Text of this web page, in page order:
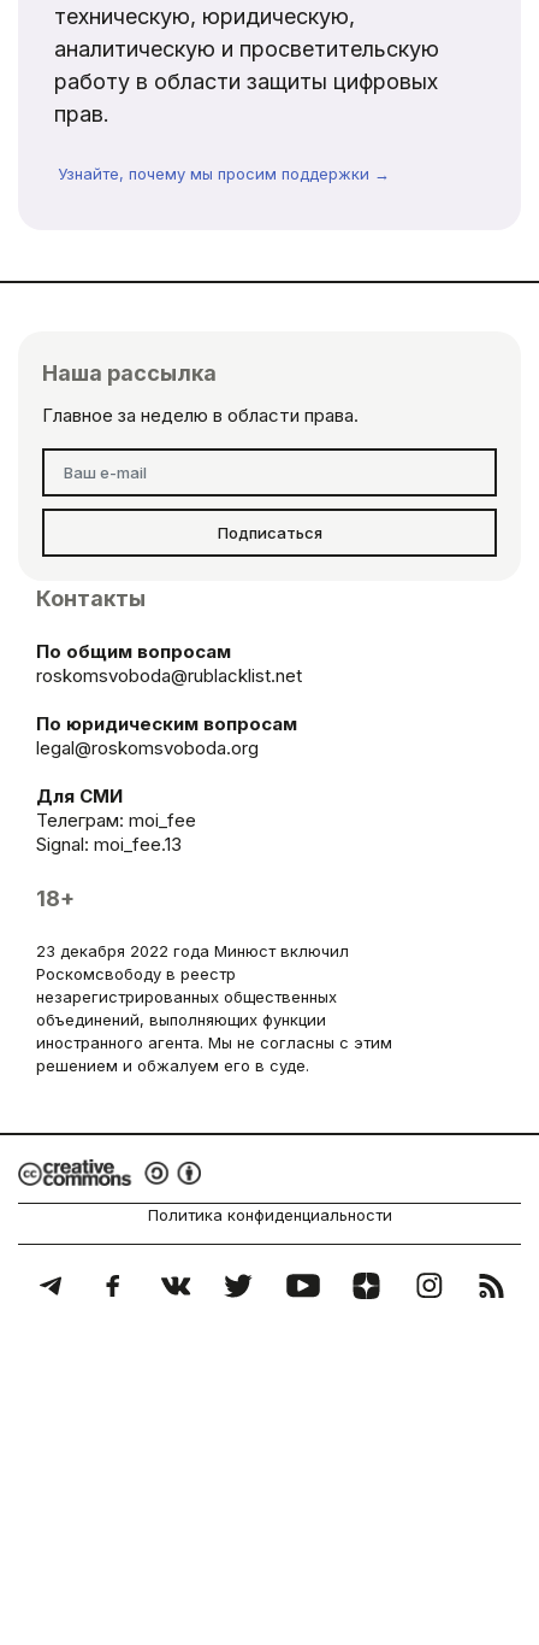
техническую, юридическую,
аналитическую и просветительскую
работу в области защиты цифровых
прав.
Узнайте, почему мы просим поддержки →
Наша рассылка
Главное за неделю в области права.
Подписаться
Контакты
По общим вопросам
roskomsvoboda@rublacklist.net
По юридическим вопросам
legal@roskomsvoboda.org
Для СМИ
Телеграм: moi_fee
Signal: moi_fee.13
18+
23 декабря 2022 года Минюст включил
Роскомсвободу в реестр
незарегистрированных общественных
объединений, выполняющих функции
иностранного агента. Мы не согласны с этим
решением и обжалуем его в суде.
Политика конфиденциальности